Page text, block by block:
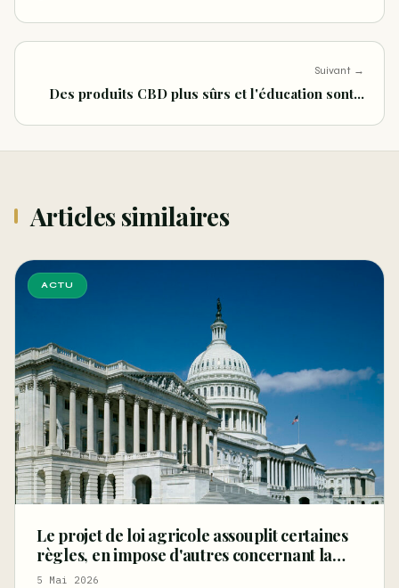
Suivant →
Des produits CBD plus sûrs et l'éducation sont…
Articles similaires
ACTU
Le projet de loi agricole assouplit certaines
règles, en impose d'autres concernant la
fibre et les graines de chanvre, et restreint le
5 Mai 2026